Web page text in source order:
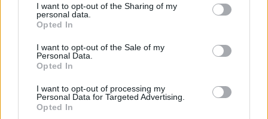
not limited to your visit or usage behaviour. You may click to
grant or deny consent to Google and its third-party tags to
use your data for below specified purposes in below Google
consent section.
I want to opt-out of the Sharing of my
personal data.
Opted In
I want to opt-out of the Sale of my
Personal Data.
Opted In
I want to opt-out of processing my
Personal Data for Targeted Advertising.
Opted In
Lajossal együtt – Romániába vigye. Aradot elhagyva
azonban visszafordították őket, és a helyi kórházhoz kellett
volna beállniuk. Míg Ágoston gyalog indult el, addig Tóth
Sándor a város felé kanyarodott. A fegyveres harcok
aradi kórházba - mondta el az Emlékpontnak egy
interjújában Ágoston Lajos (1945-2019), akire hajnalban az a